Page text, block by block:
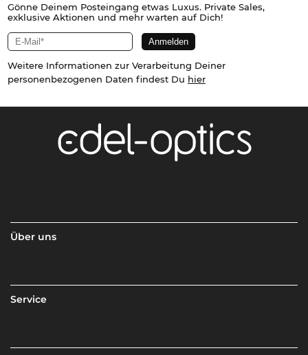
Gönne Deinem Posteingang etwas Luxus. Private Sales,
exklusive Aktionen und mehr warten auf Dich!
Weitere Informationen zur Verarbeitung Deiner
personenbezogenen Daten findest Du hier
Über uns
Service